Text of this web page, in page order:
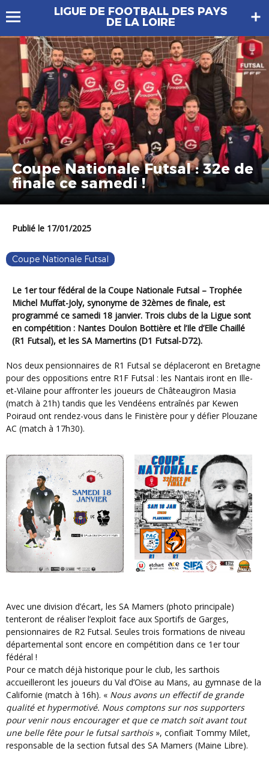
LIGUE DE FOOTBALL DES PAYS
DE LA LOIRE
Coupe Nationale Futsal : 32e de
finale ce samedi !
Publié le 17/01/2025
Coupe Nationale Futsal
Le 1er tour fédéral de la Coupe Nationale Futsal – Trophée
Michel Muffat-Joly, synonyme de 32èmes de finale, est
programmé ce samedi 18 janvier. Trois clubs de la Ligue sont
en compétition : Nantes Doulon Bottière et l’Ile d’Elle Chaillé
(R1 Futsal), et les SA Mamertins (D1 Futsal-D72).
Nos deux pensionnaires de R1 Futsal se déplaceront en Bretagne
pour des oppositions entre R1F Futsal : les Nantais iront en Ille-
et-Vilaine pour affronter les joueurs de Châteaugiron Masia
(match à 21h) tandis que les Vendéens entraînés par Kewen
Poiraud ont rendez-vous dans le Finistère pour y défier Plouzane
AC (match à 17h30).
Avec une division d’écart, les SA Mamers (photo principale)
tenteront de réaliser l’exploit face aux Sportifs de Garges,
pensionnaires de R2 Futsal. Seules trois formations de niveau
départemental sont encore en compétition dans ce 1er tour
fédéral !
Pour ce match déjà historique pour le club, les sarthois
accueilleront les joueurs du Val d’Oise au Mans, au gymnase de la
Californie (match à 16h). « Nous avons un effectif de grande
qualité et hypermotivé. Nous comptons sur nos supporters
pour venir nous encourager et que ce match soit avant tout
une belle fête pour le futsal sarthois», confiait Tommy Milet,
responsable de la section futsal des SA Mamers (Maine Libre).